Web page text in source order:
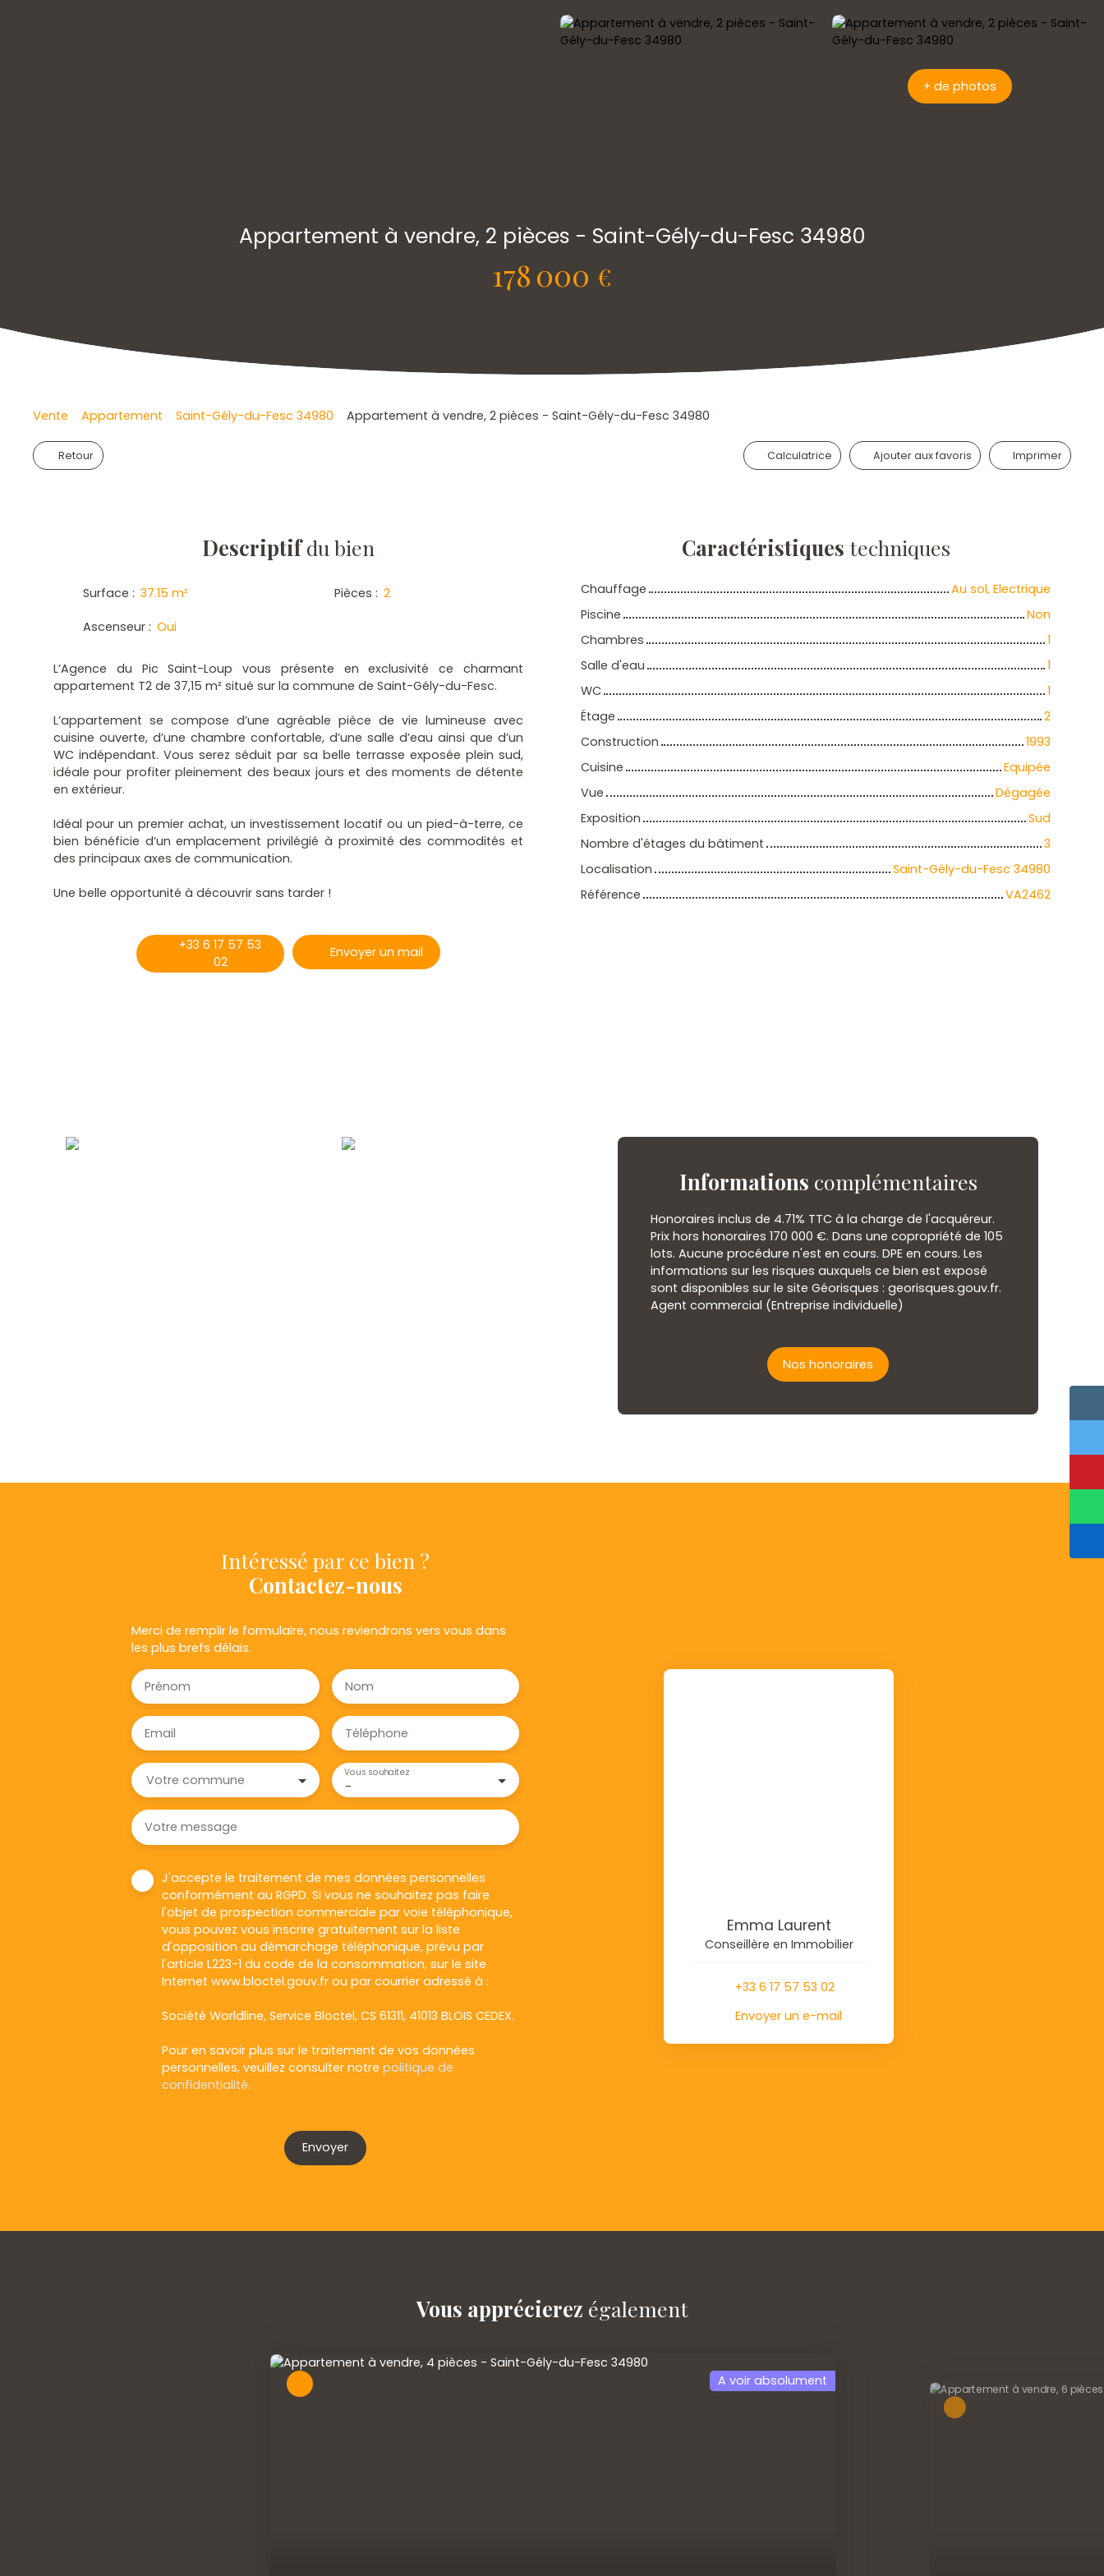
+ de photos
Appartement à vendre, 2 pièces - Saint-Gély-du-Fesc 34980
178 000 €
Vente Appartement Saint-Gély-du-Fesc 34980 Appartement à vendre, 2 pièces - Saint-Gély-du-Fesc 34980
Retour Calculatrice Ajouter aux favoris Imprimer
Descriptifdu bien
Surface : 37.15 m² Pièces : 2
Ascenseur : Oui
L’Agence du Pic Saint-Loup vous présente en exclusivité ce charmant
appartement T2 de 37,15 m² situé sur la commune de Saint-Gély-du-Fesc.
L’appartement se compose d’une agréable pièce de vie lumineuse avec
cuisine ouverte, d’une chambre confortable, d’une salle d’eau ainsi que d’un
WC indépendant. Vous serez séduit par sa belle terrasse exposée plein sud,
idéale pour profiter pleinement des beaux jours et des moments de détente
en extérieur.
Idéal pour un premier achat, un investissement locatif ou un pied-à-terre, ce
bien bénéficie d’un emplacement privilégié à proximité des commodités et
des principaux axes de communication.
Une belle opportunité à découvrir sans tarder !
+33 6 17 57 53
02
Envoyer un mail
Caractéristiques techniques
Chauffage
Au sol, Electrique
Piscine
Non
Chambres
1
Salle d'eau
1
WC
1
Étage
2
Construction
1993
Cuisine
Equipée
Vue
Dégagée
Exposition
Sud
Nombre d'étages du bâtiment
3
Localisation
Saint-Gély-du-Fesc 34980
Référence
VA2462
Informations complémentaires
Honoraires inclus de 4.71% TTC à la charge de l'acquéreur.
Prix hors honoraires 170 000 €. Dans une copropriété de 105
lots. Aucune procédure n'est en cours. DPE en cours. Les
informations sur les risques auxquels ce bien est exposé
sont disponibles sur le site Géorisques : georisques.gouv.fr.
Agent commercial (Entreprise individuelle)
Nos honoraires
Intéressé par ce bien ?
Contactez-nous
Merci de remplir le formulaire, nous reviendrons vers vous dans
les plus brefs délais.
Prénom Nom
Email Téléphone
Votre commune -
Vous souhaitez
Votre message
J'accepte le traitement de mes données personnelles
conformément au RGPD. Si vous ne souhaitez pas faire
l'objet de prospection commerciale par voie téléphonique,
vous pouvez vous inscrire gratuitement sur la liste
d'opposition au démarchage téléphonique, prévu par
l'article L223-1 du code de la consommation, sur le site
Internet www.bloctel.gouv.fr ou par courrier adressé à :
Société Worldline, Service Bloctel, CS 61311, 41013 BLOIS CEDEX.
Pour en savoir plus sur le traitement de vos données
personnelles, veuillez consulter notre politique de
confidentialité.
Envoyer
Emma Laurent
Conseillère en Immobilier
+33 6 17 57 53 02
Envoyer un e-mail
Vous apprécierez également
Coup de cœur